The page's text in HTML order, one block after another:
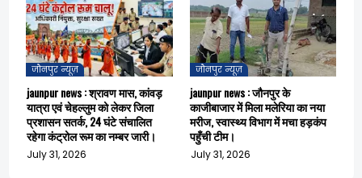
जौनपुर न्यूज़
jaunpur news : श्रावण मास, कांवड़
यात्रा एवं चेहल्लुम को लेकर जिला
प्रशासन सतर्क, 24 घंटे संचालित
रहेगा कंट्रोल रूम का नम्बर जारी।
July 31, 2026
जौनपुर न्यूज़
jaunpur news : जौनपुर के
काजीबाजार में मिला मलेरिया का नया
मरीज, स्वास्थ्य विभाग में मचा हड़कंप
पहुँची टीम।
July 31, 2026